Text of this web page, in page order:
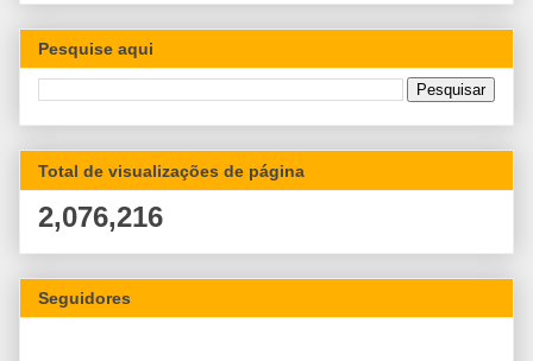
Pesquise aqui
Total de visualizações de página
2,076,216
Seguidores